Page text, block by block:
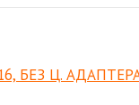
БЕЗ Ц.